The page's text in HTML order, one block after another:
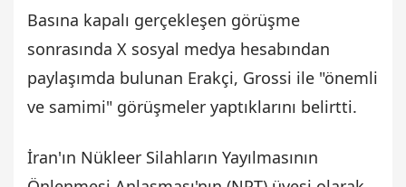
Basına kapalı gerçekleşen görüşme
sonrasında X sosyal medya hesabından
paylaşımda bulunan Erakçi, Grossi ile "önemli
ve samimi" görüşmeler yaptıklarını belirtti.
İran'ın Nükleer Silahların Yayılmasının